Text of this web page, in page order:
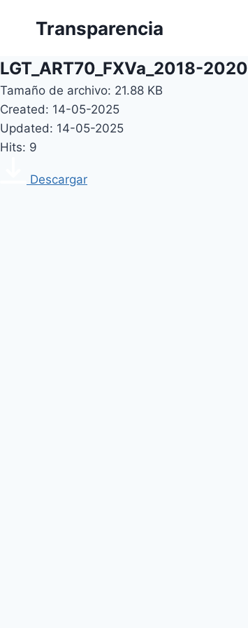
Transparencia
LGT_ART70_FXVa_2018-2020
Tamaño de archivo: 21.88 KB
Created: 14-05-2025
Updated: 14-05-2025
Hits: 9
Descargar